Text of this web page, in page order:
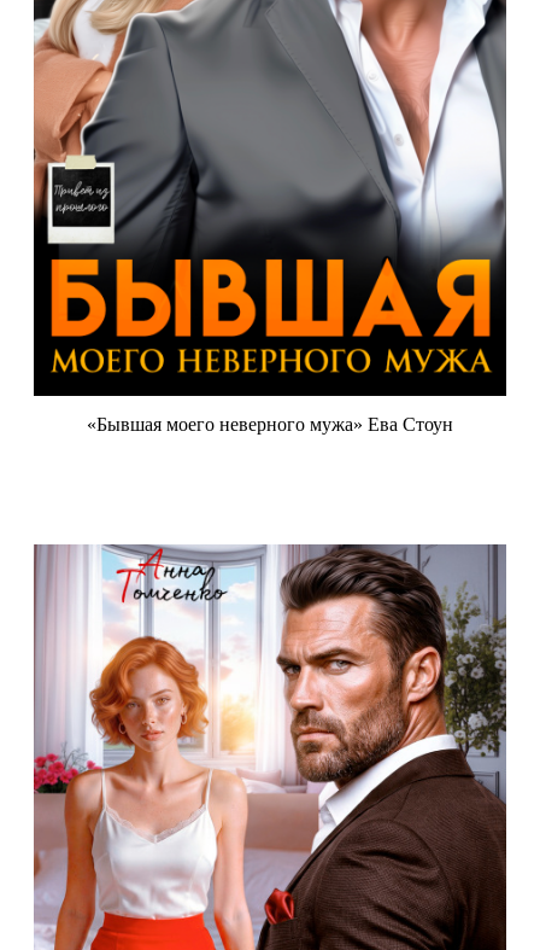
«Бывшая моего неверного мужа» Ева Стоун